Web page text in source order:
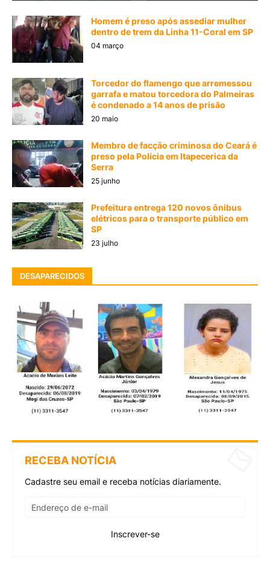
Homem é preso após assediar mulher
dentro de trem da Linha 11-Coral em SP
04 março
Torcedor do flamengo que arremessou
garrafa e matou torcedora do Palmeiras
é condenado a 14 anos de prisão
20 maio
Membro de facção criminosa do Ceará é
preso pela Polícia em Itapecerica da
Serra
25 junho
Prefeitura entrega 120 novos ônibus
elétricos para o transporte público em
SP
23 julho
DESAPARECIDOS
RECEBA NOTÍCIA
Cadastre seu email e receba notícias diariamente.